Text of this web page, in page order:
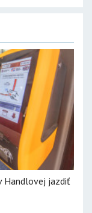
Handlovej jazdiť